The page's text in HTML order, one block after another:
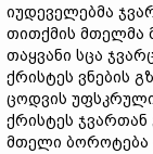
იუდეველებმა
თითქმის მთელმა
თაყვანი სცა
ქრისტეს ვნების
ცოდვის
ქრისტეს ჯვართან
მთელი ბოროტება